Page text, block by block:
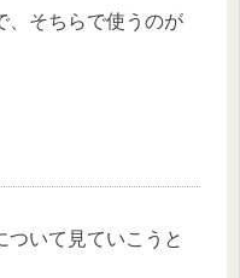
、そちらで使うのが
ついて見ていこうと